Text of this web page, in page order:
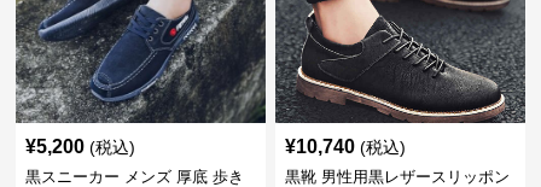
¥5,200 (税込)
黒スニーカー メンズ 厚底 歩き
¥10,740 (税込)
黒靴 男性用黒レザースリッポン